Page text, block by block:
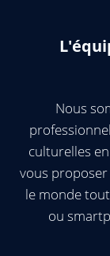
Nous
culturelles
vous
le monde
ou